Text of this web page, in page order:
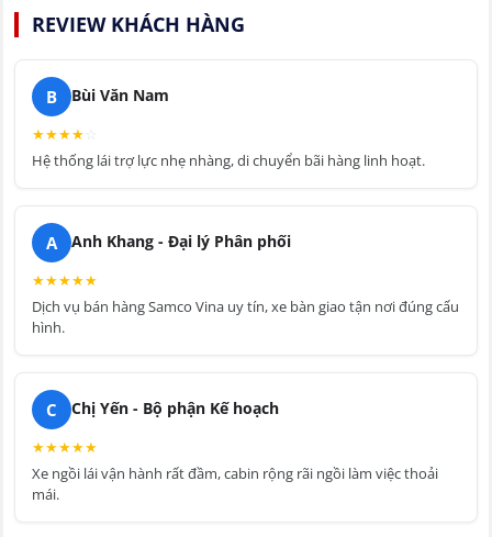
REVIEW KHÁCH HÀNG
B
Bùi Văn Nam
★★★★
Hệ thống lái trợ lực nhẹ nhàng, di chuyển bãi hàng linh hoạt.
A
Anh Khang - Đại lý Phân phối
★★★★★
Dịch vụ bán hàng Samco Vina uy tín, xe bàn giao tận nơi đúng cấu
hình.
C
Chị Yến - Bộ phận Kế hoạch
★★★★★
Xe ngồi lái vận hành rất đầm, cabin rộng rãi ngồi làm việc thoải
mái.